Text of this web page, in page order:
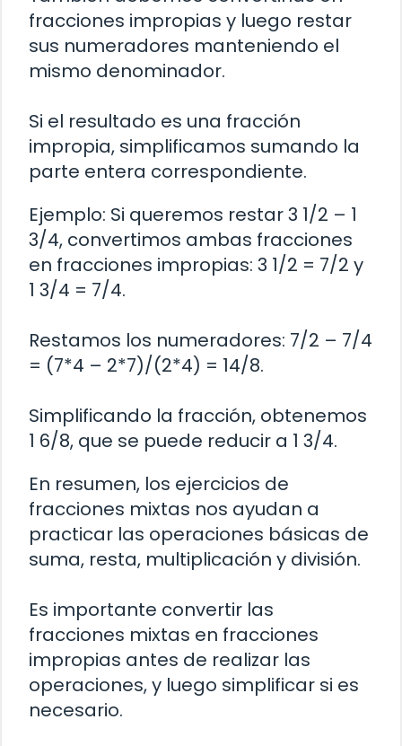
fracciones impropias y luego restar
sus numeradores manteniendo el
mismo denominador.
Si el resultado es una fracción
impropia, simplificamos sumando la
parte entera correspondiente.
Ejemplo: Si queremos restar 3 1/2 – 1
3/4, convertimos ambas fracciones
en fracciones impropias: 3 1/2 = 7/2 y
1 3/4 = 7/4.
Restamos los numeradores: 7/2 – 7/4
= (7*4 – 2*7)/(2*4) = 14/8.
Simplificando la fracción, obtenemos
1 6/8, que se puede reducir a 1 3/4.
En resumen, los ejercicios de
fracciones mixtas nos ayudan a
practicar las operaciones básicas de
suma, resta, multiplicación y división.
Es importante convertir las
fracciones mixtas en fracciones
impropias antes de realizar las
operaciones, y luego simplificar si es
necesario.